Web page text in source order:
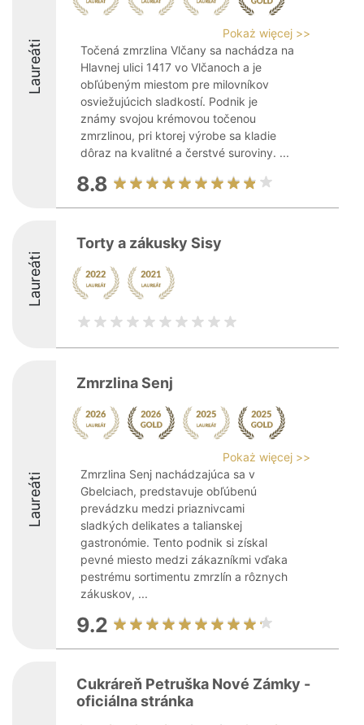
Laureáti
Pokaż więcej >>
Točená zmrzlina Vlčany sa nachádza na
Hlavnej ulici 1417 vo Vlčanoch a je
obľúbeným miestom pre milovníkov
osviežujúcich sladkostí. Podnik je
známy svojou krémovou točenou
zmrzlinou, pri ktorej výrobe sa kladie
dôraz na kvalitné a čerstvé suroviny. ...
8.8
Laureáti
Torty a zákusky Sisy
Laureáti
Zmrzlina Senj
Pokaż więcej >>
Zmrzlina Senj nachádzajúca sa v
Gbelciach, predstavuje obľúbenú
prevádzku medzi priaznivcami
sladkých delikates a talianskej
gastronómie. Tento podnik si získal
pevné miesto medzi zákazníkmi vďaka
pestrému sortimentu zmrzlín a rôznych
zákuskov, ...
9.2
Cukráreň Petruška Nové Zámky -
oficiálna stránka